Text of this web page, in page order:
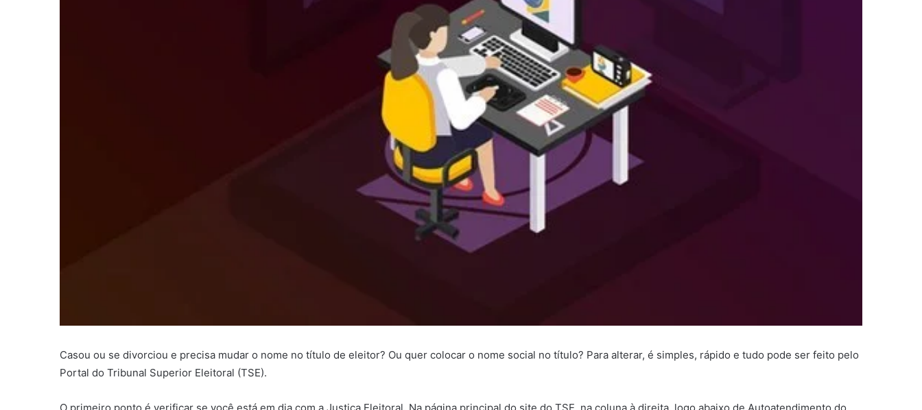
Casou ou se divorciou e precisa mudar o nome no título de eleitor? Ou quer colocar o nome social no título? Para alterar, é simples, rápido e tudo pode ser feito pelo
Portal do Tribunal Superior Eleitoral (TSE).
O primeiro ponto é verificar se você está em dia com a Justiça Eleitoral. Na página principal do site do TSE, na coluna à direita, logo abaixo de Autoatendimento do